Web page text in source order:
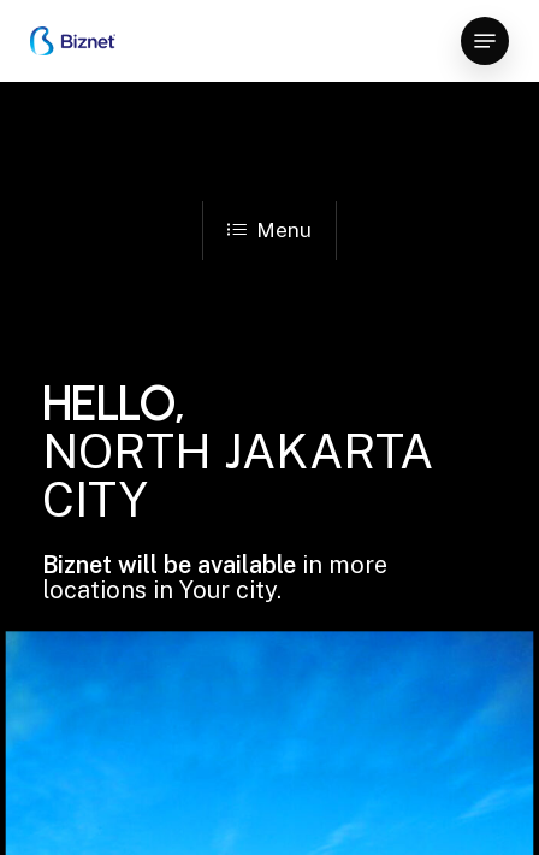
main
Menu
Menu
HELLO,
NORTH JAKARTA
CITY
Biznet will be available in more
locations in Your city.